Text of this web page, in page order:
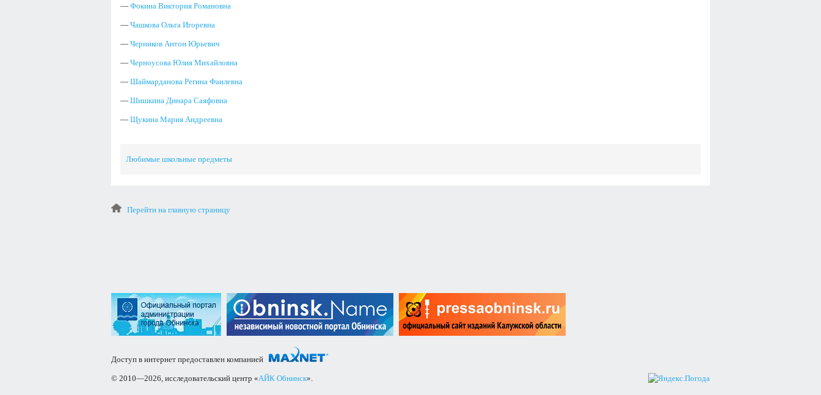
— Фокина Виктория Романовна
— Чашкова Ольга Игоревна
— Черников Антон Юрьевич
— Черноусова Юлия Михайловна
— Шаймарданова Регина Фаилевна
— Шишкина Динара Саяфовна
— Щукина Мария Андреевна
Любимые школьные предметы
Перейти на главную страницу
Доступ в интернет предоставлен компанией
© 2010—2026, исследовательский центр «АЙК Обнинск».